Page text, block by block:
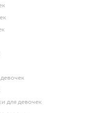
для девочек